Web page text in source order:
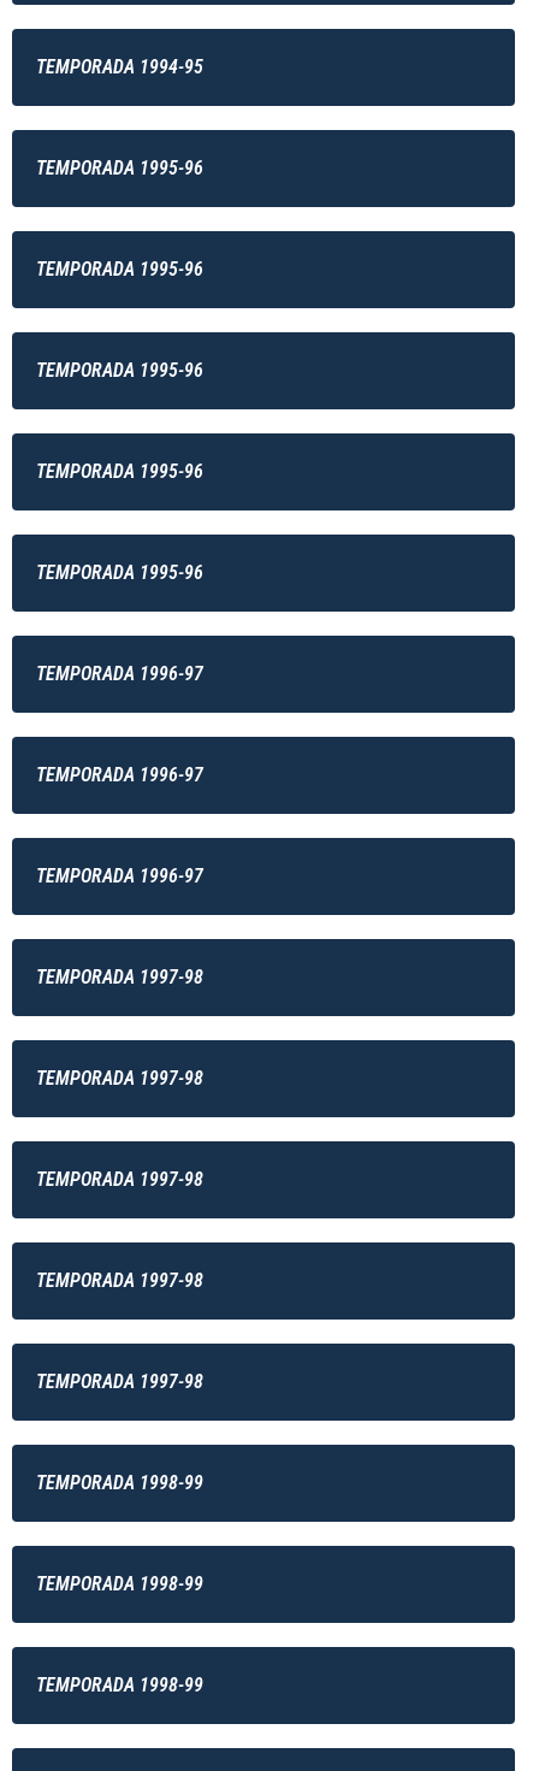
TEMPORADA 1994-95
TEMPORADA 1995-96
TEMPORADA 1995-96
TEMPORADA 1995-96
TEMPORADA 1995-96
TEMPORADA 1995-96
TEMPORADA 1996-97
TEMPORADA 1996-97
TEMPORADA 1996-97
TEMPORADA 1997-98
TEMPORADA 1997-98
TEMPORADA 1997-98
TEMPORADA 1997-98
TEMPORADA 1997-98
TEMPORADA 1998-99
TEMPORADA 1998-99
TEMPORADA 1998-99